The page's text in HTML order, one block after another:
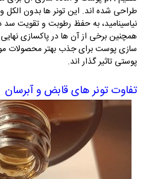
طراحی شده اند. این تونر ها بدون الکل و
نیاسینامید، به حفظ رطوبت و تقویت
همچنین برخی از آن ها در پاکسازی
سازی پوست برای جذب بهتر محصولات
پوستی تاثیر گذار اند.
تفاوت تونر های قابض و آبرسان